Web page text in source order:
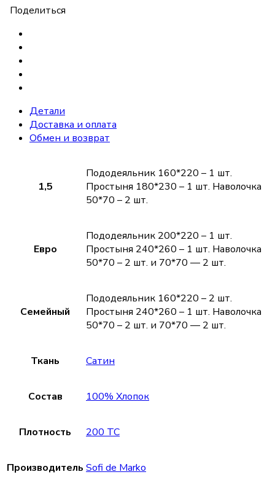
Поделиться
Детали
Доставка и оплата
Обмен и возврат
1,5
Пододеяльник 160*220 – 1 шт.
Простыня 180*230 – 1 шт. Наволочка
50*70 – 2 шт.
Евро
Пододеяльник 200*220 – 1 шт.
Простыня 240*260 – 1 шт. Наволочка
50*70 – 2 шт. и 70*70 — 2 шт.
Семейный
Пододеяльник 160*220 – 2 шт.
Простыня 240*260 – 1 шт. Наволочка
50*70 – 2 шт. и 70*70 — 2 шт.
Ткань Сатин
Состав 100% Хлопок
Плотность 200 TC
Производитель Sofi de Marko